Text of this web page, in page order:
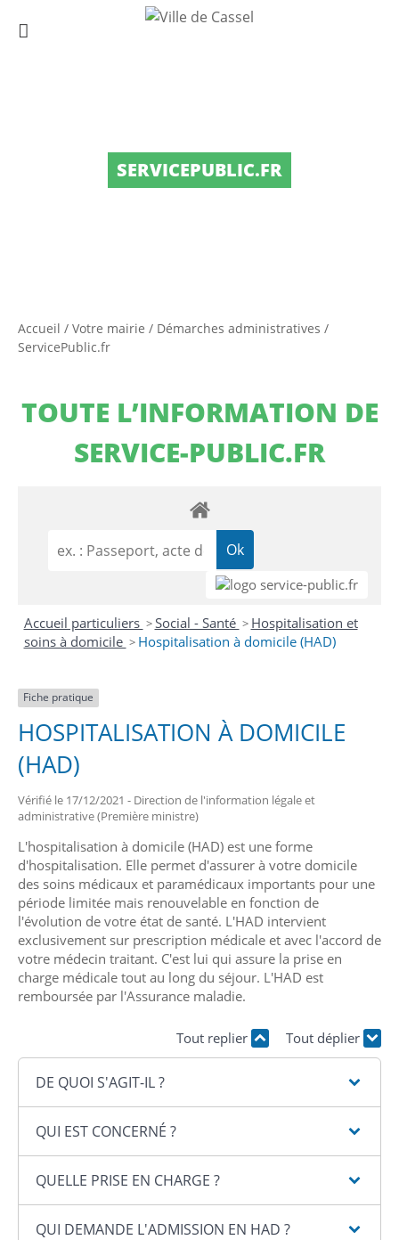
SERVICEPUBLIC.FR
Accueil / Votre mairie / Démarches administratives /
ServicePublic.fr
TOUTE L’INFORMATION DE
SERVICE-PUBLIC.FR
Accueil particuliers >Social - Santé > Hospitalisation et
soins à domicile > Hospitalisation à domicile (HAD)
Fiche pratique
HOSPITALISATION À DOMICILE
(HAD)
Vérifié le 17/12/2021 - Direction de l'information légale et
administrative (Première ministre)
L'hospitalisation à domicile (HAD) est une forme
d'hospitalisation. Elle permet d'assurer à votre domicile
des soins médicaux et paramédicaux importants pour une
période limitée mais renouvelable en fonction de
l'évolution de votre état de santé. L'HAD intervient
exclusivement sur prescription médicale et avec l'accord de
votre médecin traitant. C'est lui qui assure la prise en
charge médicale tout au long du séjour. L'HAD est
remboursée par l'Assurance maladie.
Tout replier Tout déplier
DE QUOI S'AGIT-IL ?
QUI EST CONCERNÉ ?
QUELLE PRISE EN CHARGE ?
QUI DEMANDE L'ADMISSION EN HAD ?